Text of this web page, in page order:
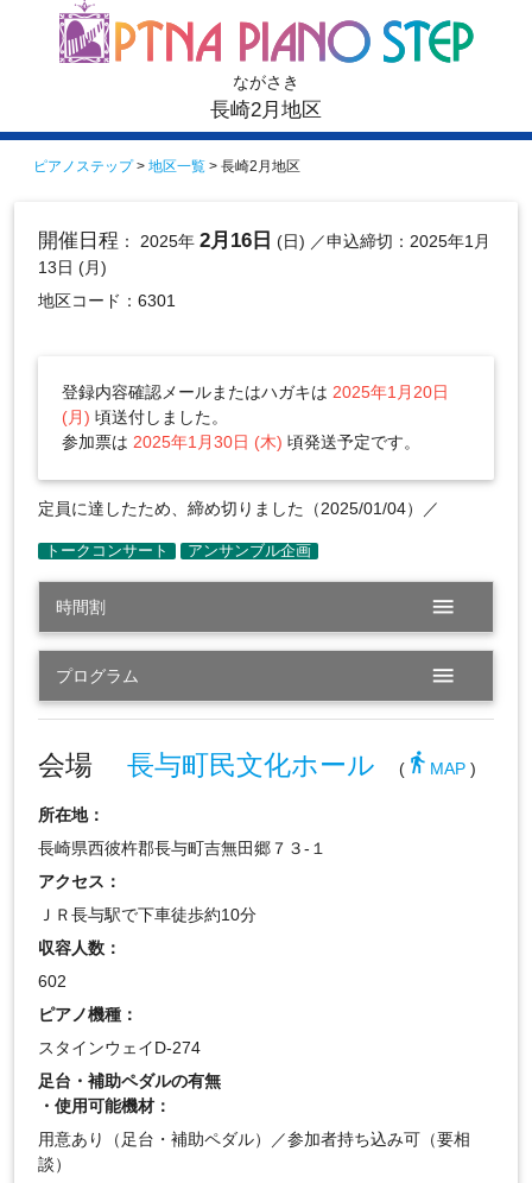
ながさき
長崎2月地区
ピアノステップ> 地区一覧 > 長崎2月地区
開催日程 ： 2025年 2月16日 (日) ／申込締切：2025年1月
13日 (月)
地区コード：6301
登録内容確認メールまたはハガキは 2025年1月20日
(月) 頃送付しました。
参加票は 2025年1月30日 (木) 頃発送予定です。
定員に達したため、締め切りました（2025/01/04）／
時間割 menu
プログラム menu
会場 長与町民文化ホール (directions_walk MAP)
所在地：
長崎県西彼杵郡長与町吉無田郷７３-１
アクセス：
ＪＲ長与駅で下車徒歩約10分
収容人数：
602
ピアノ機種：
スタインウェイD-274
足台・補助ペダルの有無
・使用可能機材：
用意あり（足台・補助ペダル）／参加者持ち込み可（要相
談）